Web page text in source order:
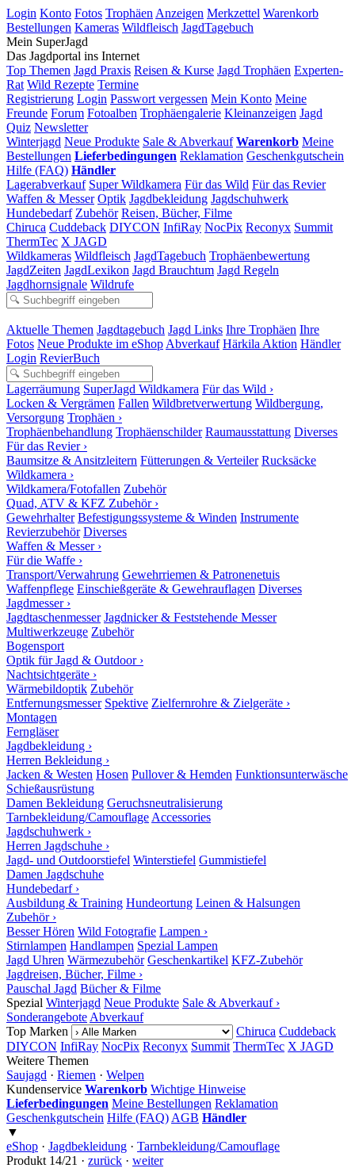
Login Konto Fotos Trophäen Anzeigen Merkzettel Warenkorb
Bestellungen Kameras Wildfleisch JagdTagebuch
Mein SuperJagd
Das Jagdportal ins Internet
Top Themen Jagd Praxis Reisen & Kurse Jagd Trophäen Experten-
Rat Wild Rezepte Termine
Registrierung Login Passwort vergessen Mein Konto Meine
Freunde Forum Fotoalben Trophäengalerie Kleinanzeigen Jagd
Quiz Newsletter
Winterjagd Neue Produkte Sale & Abverkauf Warenkorb Meine
Bestellungen Lieferbedingungen Reklamation Geschenkgutschein
Hilfe (FAQ) Händler
Lagerabverkauf Super Wildkamera Für das Wild Für das Revier
Waffen & Messer Optik Jagdbekleidung Jagdschuhwerk
Hundebedarf Zubehör Reisen, Bücher, Filme
Chiruca Cuddeback DIYCON InfiRay NocPix Reconyx Summit
ThermTec X JAGD
Wildkameras Wildfleisch JagdTagebuch Trophäenbewertung
JagdZeiten JagdLexikon Jagd Brauchtum Jagd Regeln
Jagdhornsignale Wildrufe
Aktuelle Themen Jagdtagebuch Jagd Links Ihre Trophäen Ihre
Fotos Neue Produkte im eShop Abverkauf Härkila Aktion Händler
Login RevierBuch
Lagerräumung SuperJagd Wildkamera Für das Wild ›
Locken & Vergrämen Fallen Wildbretverwertung Wildbergung,
Versorgung Trophäen ›
Trophäenbehandlung Trophäenschilder Raumausstattung Diverses
Für das Revier ›
Baumsitze & Ansitzleitern Fütterungen & Verteiler Rucksäcke
Wildkamera ›
Wildkamera/Fotofallen Zubehör
Quad, ATV & KFZ Zubehör ›
Gewehrhalter Befestigungssysteme & Winden Instrumente
Revierzubehör Diverses
Waffen & Messer ›
Für die Waffe ›
Transport/Verwahrung Gewehrriemen & Patronenetuis
Waffenpflege Einschießgeräte & Gewehrauflagen Diverses
Jagdmesser ›
Jagdtaschenmesser Jagdnicker & Feststehende Messer
Multiwerkzeuge Zubehör
Bogensport
Optik für Jagd & Outdoor ›
Nachtsichtgeräte ›
Wärmebildoptik Zubehör
Entfernungsmesser Spektive Zielfernrohre & Zielgeräte ›
Montagen
Ferngläser
Jagdbekleidung ›
Herren Bekleidung ›
Jacken & Westen Hosen Pullover & Hemden Funktionsunterwäsche
Schießausrüstung
Damen Bekleidung Geruchsneutralisierung
Tarnbekleidung/Camouflage Accessories
Jagdschuhwerk ›
Herren Jagdschuhe ›
Jagd- und Outdoorstiefel Winterstiefel Gummistiefel
Damen Jagdschuhe
Hundebedarf ›
Ausbildung & Training Hundeortung Leinen & Halsungen
Zubehör ›
Besser Hören Wild Fotografie Lampen ›
Stirnlampen Handlampen Spezial Lampen
Jagd Uhren Wärmezubehör Geschenkartikel KFZ-Zubehör
Jagdreisen, Bücher, Filme ›
Pauschal Jagd Bücher & Filme
Spezial Winterjagd Neue Produkte Sale & Abverkauf ›
Sonderangebote Abverkauf
Top Marken
Chiruca Cuddeback
DIYCON InfiRay NocPix Reconyx Summit ThermTec X JAGD
Weitere Themen
Saujagd · Riemen · Welpen
Kundenservice Warenkorb Wichtige Hinweise
Lieferbedingungen Meine Bestellungen Reklamation
Geschenkgutschein Hilfe (FAQ) AGB Händler
▼
eShop · Jagdbekleidung · Tarnbekleidung/Camouflage
Produkt 14/21 · zurück · weiter